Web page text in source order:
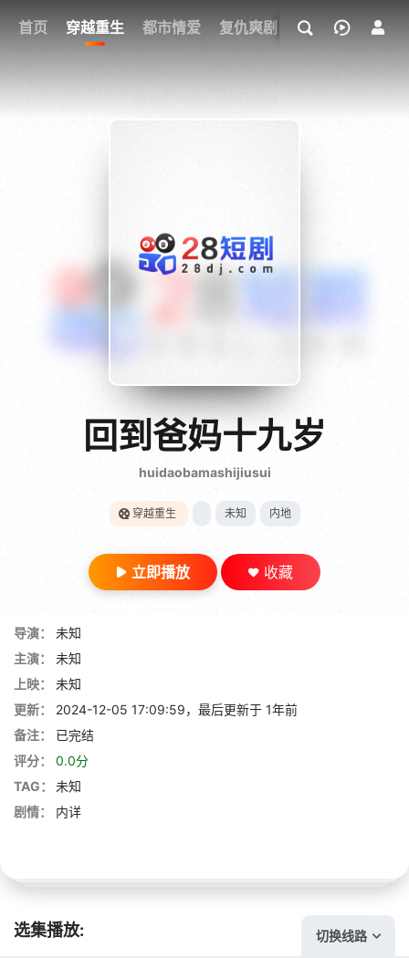
首页 穿越重生 都市情爱 复仇爽剧 玄幻武侠 奇幻
我的观影记录
{if condition="$obj.vod_points
28短剧
回到爸妈十九岁
huidaobamashijiusui
穿越重生 未知 内地
立即播放 收藏
导演：
未知
主演：
未知
上映：
未知
更新：
2024-12-05 17:09:59，最后更新于 1年前
备注：
已完结
评分：
0.0分
TAG：
未知
剧情：
内详
选集播放: 切换线路